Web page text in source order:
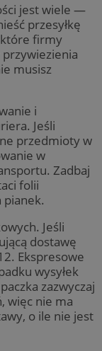
jest wiele —
przesyłkę
firmy
przywiezienia
musisz
i
Jeśli
przedmioty w
w
Zadbaj
folii
pianek.
Jeśli
dostawę
Ekspresowe
wysyłek
zazwyczaj
więc nie ma
o ile nie jest